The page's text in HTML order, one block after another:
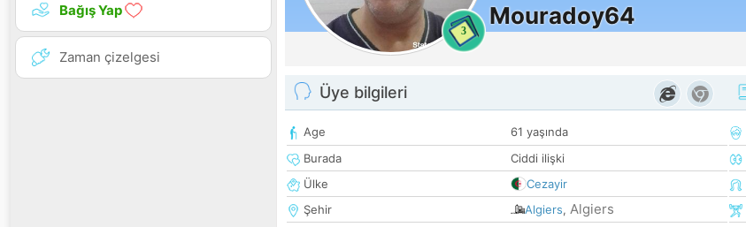
Bağış Yap
Zaman çizelgesi
3
Mouradoy64
Üye bilgileri
Age
61 yaşında
Burada
Ciddi ilişki
Ülke
Cezayir
Şehir
Algiers, Algiers